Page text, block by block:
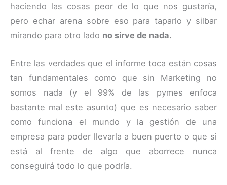
haciendo las cosas peor de lo que nos gustaría,
pero echar arena sobre eso para taparlo y silbar
mirando para otro lado no sirve de nada.
Entre las verdades que el informe toca están cosas
tan fundamentales como que sin Marketing no
somos nada (y el 99% de las pymes enfoca
bastante mal este asunto) que es necesario saber
como funciona el mundo y la gestión de una
empresa para poder llevarla a buen puerto o que si
está al frente de algo que aborrece nunca
conseguirá todo lo que podría.